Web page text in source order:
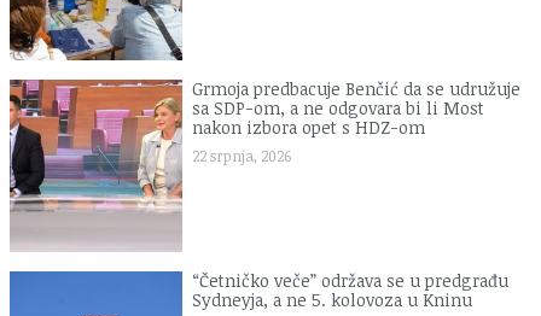
Grmoja predbacuje Benčić da se udružuje
sa SDP-om, a ne odgovara bi li Most
nakon izbora opet s HDZ-om
22 srpnja, 2026
“Četničko veče” održava se u predgrađu
Sydneyja, a ne 5. kolovoza u Kninu